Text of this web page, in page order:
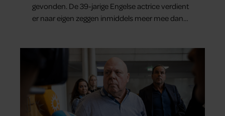
gevonden. De 39-jarige Engelse actrice verdient
er naar eigen zeggen inmiddels meer mee dan